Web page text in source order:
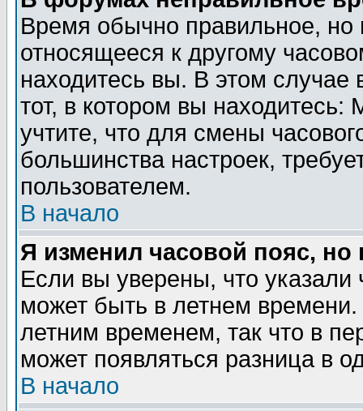
Время обычно правильное,
относящееся к другому
находитесь вы. В этом
тот, в котором вы
учтите, что для смены
большинства настроек,
пользователем.
В начало
Я изменил часовой пояс,
Если вы уверены, что указали
может быть в летнем
летним временем, так что в
может появляться разница в
В начало